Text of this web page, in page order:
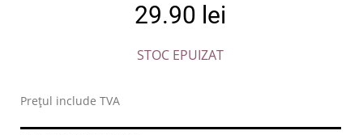
29.90 lei
STOC EPUIZAT
Prețul include TVA